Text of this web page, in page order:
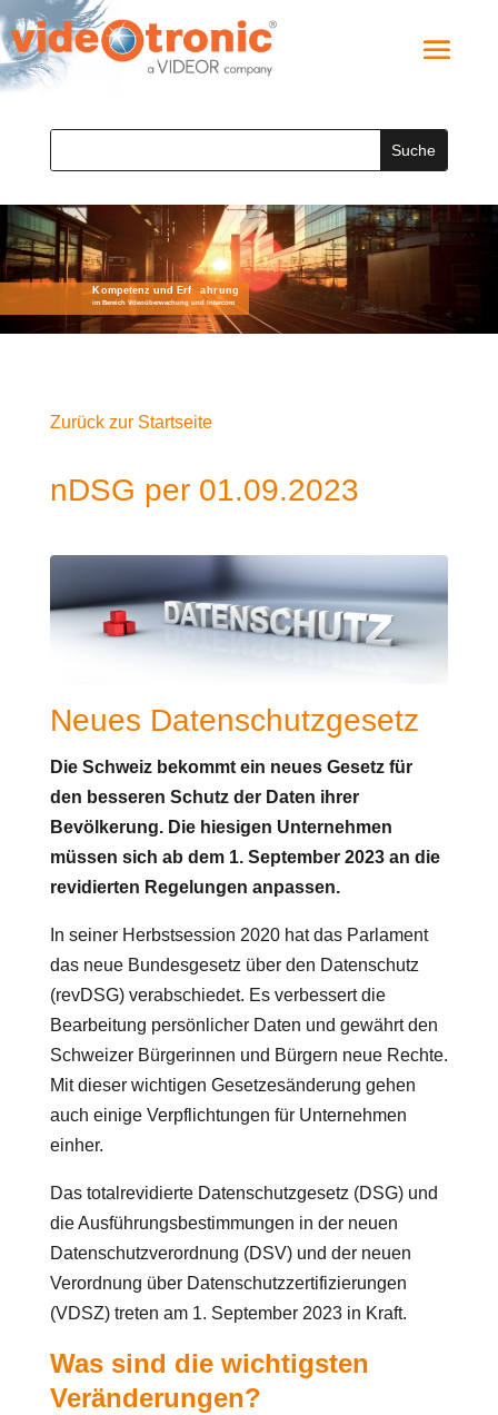
Zurück zur Startseite
nDSG per 01.09.2023
Neues Datenschutzgesetz
Die Schweiz bekommt ein neues Gesetz für
den besseren Schutz der Daten ihrer
Bevölkerung. Die hiesigen Unternehmen
müssen sich ab dem 1. September 2023 an die
revidierten Regelungen anpassen.
In seiner Herbstsession 2020 hat das Parlament
das neue Bundesgesetz über den Datenschutz
(revDSG) verabschiedet. Es verbessert die
Bearbeitung persönlicher Daten und gewährt den
Schweizer Bürgerinnen und Bürgern neue Rechte.
Mit dieser wichtigen Gesetzesänderung gehen
auch einige Verpflichtungen für Unternehmen
einher.
Das totalrevidierte Datenschutzgesetz (DSG) und
die Ausführungsbestimmungen in der neuen
Datenschutzverordnung (DSV) und der neuen
Verordnung über Datenschutzzertifizierungen
(VDSZ) treten am 1. September 2023 in Kraft.
Was sind die wichtigsten
Veränderungen?